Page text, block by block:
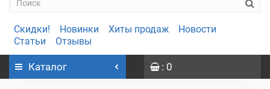
Скидки! Новинки Хиты продаж
Новости
Статьи
Отзывы
Каталог : 0